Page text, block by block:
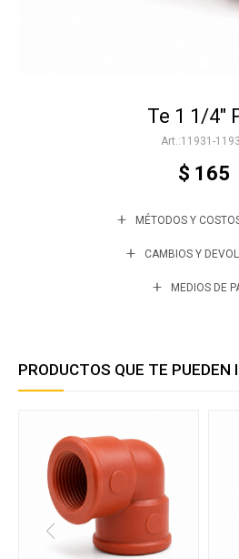
Te 1 1/4"
11931-
$ 165
MÉTODOS Y
CAMBIOS Y
MEDIOS DE
PRODUCTOS QUE TE PUEDEN